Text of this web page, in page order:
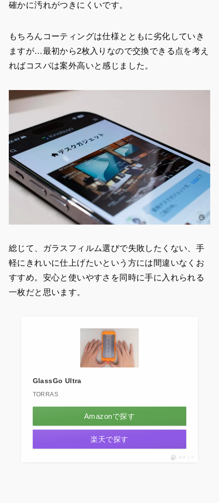
確かに汚れがつきにくいです。
もちろんコーティングは仕様とともに劣化していき
ますが…最初から2枚入りなので交換できる点を考え
ればコスパは案外高いと感じました。
総じて、ガラスフィルム選びで失敗したくない、手
軽にきれいに仕上げたいという方には間違いなくお
すすめ。安心と使いやすさを同時に手に入れられる
一枚だと思います。
GlassGo Ultra
TORRAS
Amazonで探す
楽天で探す
ポチップ